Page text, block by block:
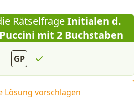
RätselfrageInitialen d.
mit 2 Buchstaben
GP
Lösung vorschlagen